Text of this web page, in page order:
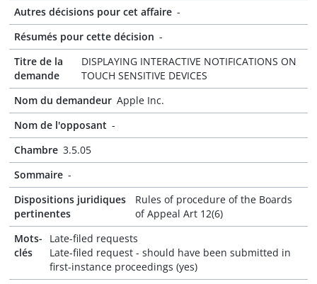
Autres décisions pour cet affaire -
Résumés pour cette décision -
Titre de la
demande
DISPLAYING INTERACTIVE NOTIFICATIONS ON
TOUCH SENSITIVE DEVICES
Nom du demandeur Apple Inc.
Nom de l'opposant -
Chambre 3.5.05
Sommaire -
Dispositions juridiques
pertinentes
Rules of procedure of the Boards
of Appeal Art 12(6)
Mots-
clés
Late-filed requests
Late-filed request - should have been submitted in
first-instance proceedings (yes)